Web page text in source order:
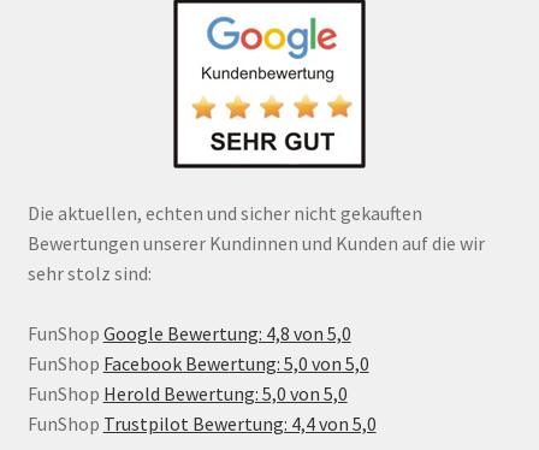
Die aktuellen, echten und sicher nicht gekauften
Bewertungen unserer Kundinnen und Kunden auf die wir
sehr stolz sind:
FunShop Google Bewertung: 4,8 von 5,0
FunShop Facebook Bewertung: 5,0 von 5,0
FunShop Herold Bewertung: 5,0 von 5,0
FunShop Trustpilot Bewertung: 4,4 von 5,0